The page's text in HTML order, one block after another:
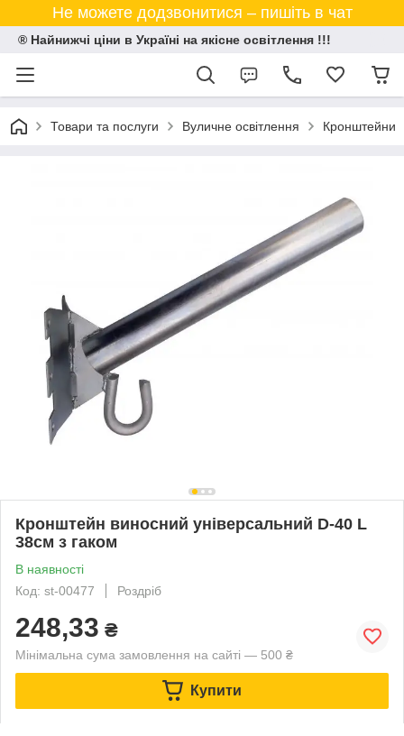
Не можете додзвонитися – пишіть в чат
® Найнижчі ціни в Україні на якісне освітлення !!!
Товари та послуги Вуличне освітлення Кронштейни
Кронштейн виносний універсальний D-40 L
38см з гаком
В наявності
Код: st-00477
Роздріб
248,33 ₴
Мінімальна сума замовлення на сайті — 500 ₴
Купити